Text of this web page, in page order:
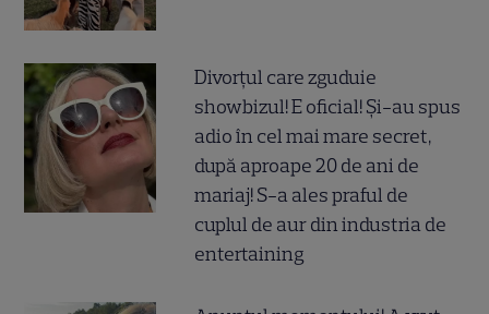
Divorțul care zguduie
showbizul! E oficial! Și-au spus
adio în cel mai mare secret,
după aproape 20 de ani de
mariaj! S-a ales praful de
cuplul de aur din industria de
entertaining